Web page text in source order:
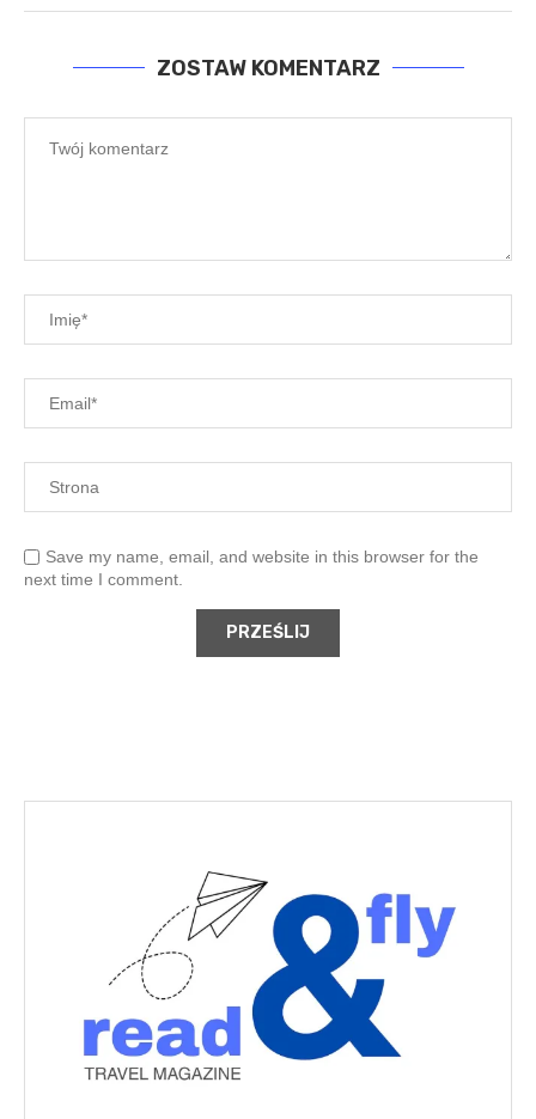
ZOSTAW KOMENTARZ
Save my name, email, and website in this browser for the
next time I comment.